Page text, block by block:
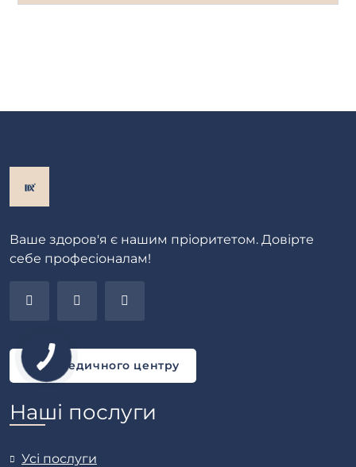
Ваше здоров'я є нашим пріоритетом. Довірте
себе професіоналам!
Блог медичного центру
Наші послуги
Усі послуги